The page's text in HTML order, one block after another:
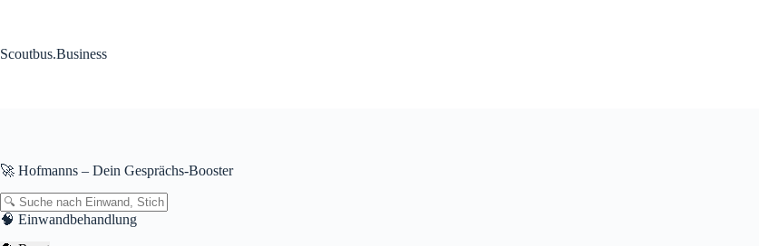
Scoutbus.Business
🚀 Hofmanns – Dein Gesprächs-Booster
🧠 Einwandbehandlung